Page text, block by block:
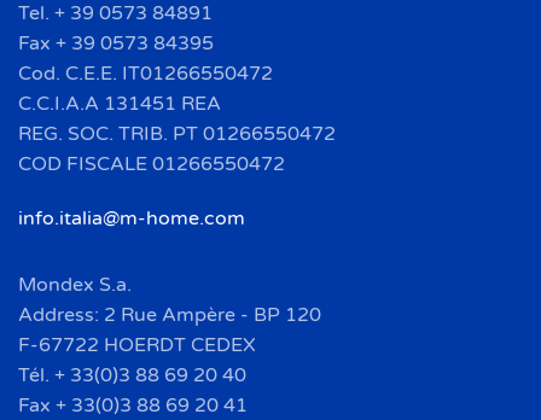
Tel. + 39 0573 84891
Fax + 39 0573 84395
Cod. C.E.E. IT01266550472
C.C.I.A.A 131451 REA
REG. SOC. TRIB. PT 01266550472
COD FISCALE 01266550472
info.italia@m-home.com
Mondex S.a.
Address: 2 Rue Ampère - BP 120
F-67722 HOERDT CEDEX
Tél. + 33(0)3 88 69 20 40
Fax + 33(0)3 88 69 20 41